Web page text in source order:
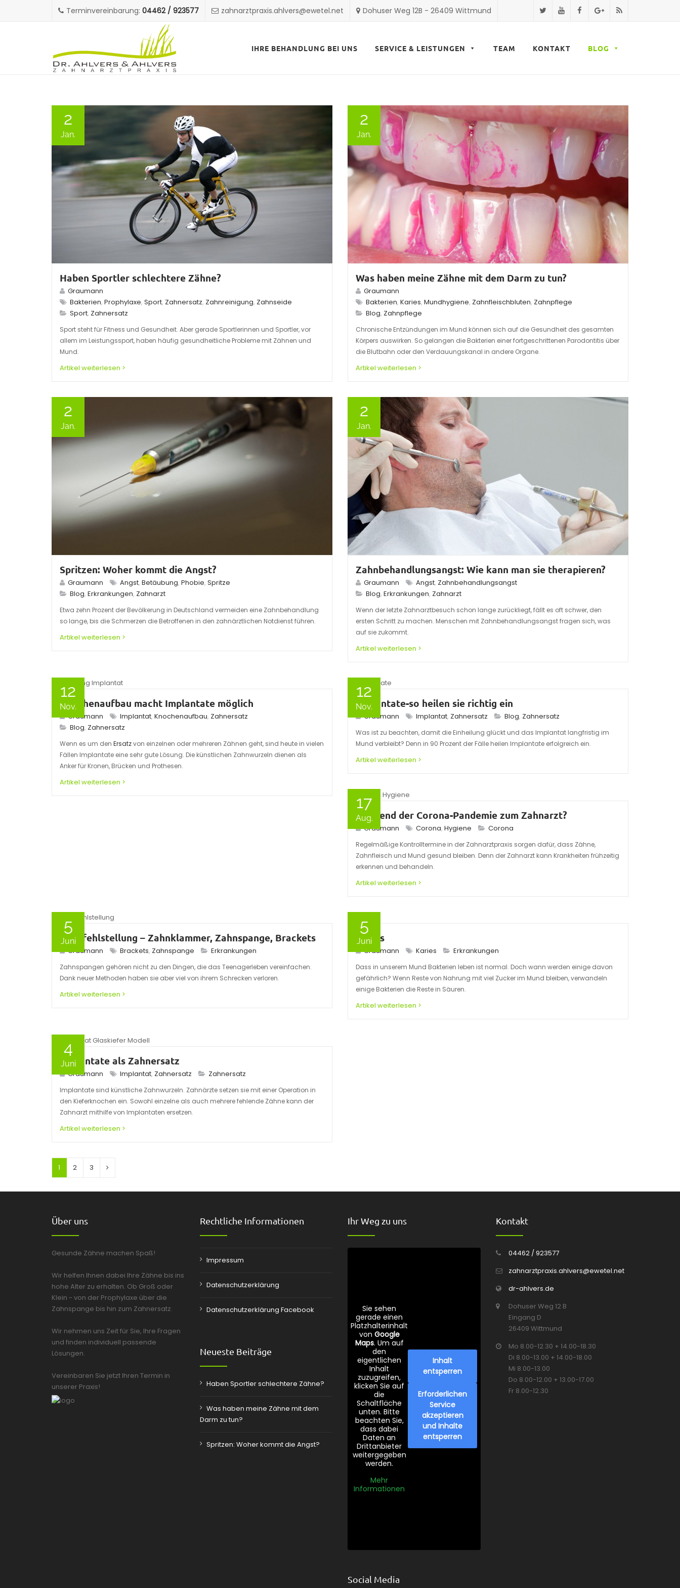
Terminvereinbarung: 04462 / 923577 zahnarztpraxis.ahlvers@ewetel.net Dohuser Weg 12B - 26409 Wittmund
content
IHRE BEHANDLUNG BEI UNS SERVICE & LEISTUNGEN TEAM KONTAKT BLOG
2
Jan.
Haben Sportler schlechtere Zähne?
Graumann
Bakterien, Prophylaxe, Sport, Zahnersatz, Zahnreinigung, Zahnseide
Sport, Zahnersatz
Sport steht für Fitness und Gesundheit. Aber gerade Sportlerinnen und Sportler, vor
allem im Leistungssport, haben häufig gesundheitliche Probleme mit Zähnen und
Mund.
Artikel weiterlesen >
2
Jan.
Was haben meine Zähne mit dem Darm zu tun?
Graumann
Bakterien, Karies, Mundhygiene, Zahnfleischbluten, Zahnpflege
Blog, Zahnpflege
Chronische Entzündungen im Mund können sich auf die Gesundheit des gesamten
Körpers auswirken. So gelangen die Bakterien einer fortgeschrittenen Parodontitis über
die Blutbahn oder den Verdauungskanal in andere Organe.
Artikel weiterlesen >
2
Jan.
Spritzen: Woher kommt die Angst?
Graumann Angst, Betäubung, Phobie, Spritze
Blog, Erkrankungen, Zahnarzt
Etwa zehn Prozent der Bevölkerung in Deutschland vermeiden eine Zahnbehandlung
so lange, bis die Schmerzen die Betroffenen in den zahnärztlichen Notdienst führen.
Artikel weiterlesen >
2
Jan.
Zahnbehandlungsangst: Wie kann man sie therapieren?
Graumann Angst, Zahnbehandlungsangst
Blog, Erkrankungen, Zahnarzt
Wenn der letzte Zahnarztbesuch schon lange zurückliegt, fällt es oft schwer, den
ersten Schritt zu machen. Menschen mit Zahnbehandlungsangst fragen sich, was
auf sie zukommt.
Artikel weiterlesen >
12
Nov.
Knochenaufbau macht Implantate möglich
Graumann Implantat, Knochenaufbau, Zahnersatz
Blog, Zahnersatz
Wenn es um den Ersatzvon einzelnen oder mehreren Zähnen geht, sind heute in vielen
Fällen Implantate eine sehr gute Lösung. Die künstlichen Zahnwurzeln dienen als
Anker für Kronen, Brücken und Prothesen.
Artikel weiterlesen >
12
Nov.
Implantate-so heilen sie richtig ein
Graumann Implantat, Zahnersatz Blog, Zahnersatz
Was ist zu beachten, damit die Einheilung glückt und das Implantat langfristig im
Mund verbleibt? Denn in 90 Prozent der Fälle heilen Implantate erfolgreich ein.
Artikel weiterlesen >
17
Aug.
Während der Corona-Pandemie zum Zahnarzt?
Graumann Corona, Hygiene Corona
Regelmäßige Kontrolltermine in der Zahnarztpraxis sorgen dafür, dass Zähne,
Zahnfleisch und Mund gesund bleiben. Denn der Zahnarzt kann Krankheiten frühzeitig
erkennen und behandeln.
Artikel weiterlesen >
5
Juni
Zahnfehlstellung – Zahnklammer, Zahnspange, Brackets
Graumann Brackets, Zahnspange Erkrankungen
Zahnspangen gehören nicht zu den Dingen, die das Teenagerleben vereinfachen.
Dank neuer Methoden haben sie aber viel von ihrem Schrecken verloren.
Artikel weiterlesen >
5
Juni
Karies
Graumann Karies Erkrankungen
Dass in unserem Mund Bakterien leben ist normal. Doch wann werden einige davon
gefährlich? Wenn Reste von Nahrung mit viel Zucker im Mund bleiben, verwandeln
einige Bakterien die Reste in Säuren.
Artikel weiterlesen >
4
Juni
Implantate als Zahnersatz
Graumann Implantat, Zahnersatz Zahnersatz
Implantate sind künstliche Zahnwurzeln. Zahnärzte setzen sie mit einer Operation in
den Kieferknochen ein. Sowohl einzelne als auch mehrere fehlende Zähne kann der
Zahnarzt mithilfe von Implantaten ersetzen.
Artikel weiterlesen >
1 2 3
Über uns
Gesunde Zähne machen Spaß!
Wir helfen Ihnen dabei Ihre Zähne bis ins
hohe Alter zu erhalten. Ob Groß oder
Klein - von der Prophylaxe über die
Zahnspange bis hin zum Zahnersatz.
Wir nehmen uns Zeit für Sie, Ihre Fragen
und finden individuell passende
Lösungen.
Vereinbaren Sie jetzt Ihren Termin in
unserer Praxis!
Rechtliche Informationen
Impressum
Datenschutzerklärung
Datenschutzerklärung Facebook
Neueste Beiträge
Haben Sportler schlechtere Zähne?
Was haben meine Zähne mit dem
Darm zu tun?
Spritzen: Woher kommt die Angst?
Ihr Weg zu uns
Sie sehen
gerade einen
Platzhalterinhalt
von Google
Maps. Um auf
den
eigentlichen
Inhalt
zuzugreifen,
klicken Sie auf
die
Schaltfläche
unten. Bitte
beachten Sie,
dass dabei
Daten an
Drittanbieter
weitergegeben
werden.
Mehr
Informationen
Inhalt
entsperren
Erforderlichen
Service
akzeptieren
und Inhalte
entsperren
Social Media
Kontakt
04462 / 923577
zahnarztpraxis.ahlvers@ewetel.net
dr-ahlvers.de
Dohuser Weg 12 B
Eingang D
26409 Wittmund
Mo 8.00-12.30 + 14.00-18.30
Di 8.00-13.00 + 14.00-18.00
Mi 8.00-13.00
Do 8.00-12.00 + 13.00-17.00
Fr 8.00-12.30